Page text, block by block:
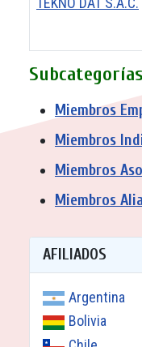
Subcategorías
Miembros
Miembros
Miembros
Miembros
AFILIADOS
Argentina
Bolivia